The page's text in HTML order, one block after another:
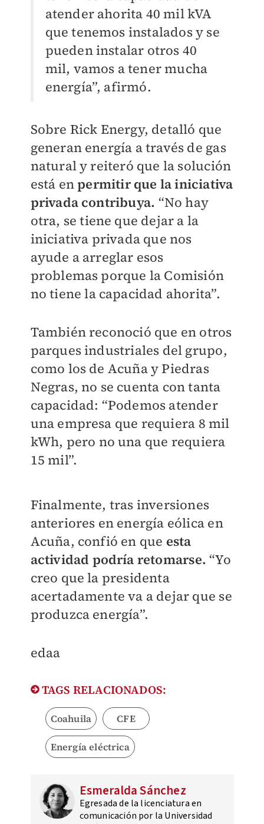
atender ahorita 40 mil kVA
que tenemos instalados y se
pueden instalar otros 40
mil, vamos a tener mucha
energía”, afirmó.
Sobre Rick Energy, detalló que
generan energía a través de gas
natural y reiteró que la solución
está enpermitir que la iniciativa
privada contribuya. “No hay
otra, se tiene que dejar a la
iniciativa privada que nos
ayude a arreglar esos
problemas porque la Comisión
no tiene la capacidad ahorita”.
También reconoció que en otros
parques industriales del grupo,
como los de Acuña y Piedras
Negras, no se cuenta con tanta
capacidad: “Podemos atender
una empresa que requiera 8 mil
kWh, pero no una que requiera
15 mil”.
Finalmente, tras inversiones
anteriores en energía eólica en
Acuña, confió en que esta
actividad podría retomarse. “Yo
creo que la presidenta
acertadamente va a dejar que se
produzca energía”.
edaa
TAGS RELACIONADOS:
Coahuila CFE
Energía eléctrica
Esmeralda Sánchez
Egresada de la licenciatura en
comunicación por la Universidad